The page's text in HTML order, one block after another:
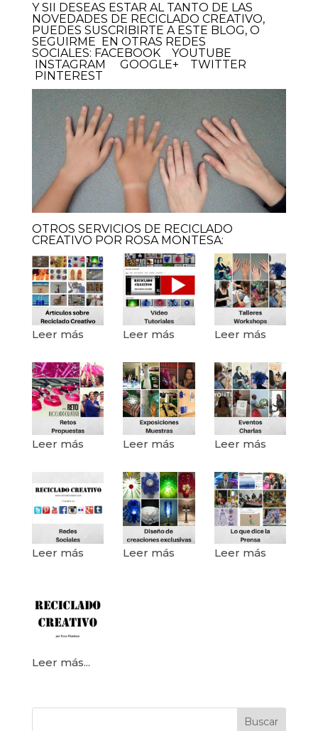
Y SII DESEAS ESTAR AL TANTO DE LAS
NOVEDADES DE RECICLADO CREATIVO,
PUEDES SUSCRIBIRTE A ESTE BLOG, O
SEGUIRME EN OTRAS REDES
SOCIALES: FACEBOOK
YOUTUBE
INSTAGRAM
GOOGLE+
TWITTER
PINTEREST
OTROS SERVICIOS DE RECICLADO
CREATIVO POR ROSA MONTESA:
Leer más Leer más Leer más
Leer más Leer más Leer más
Leer más Leer más Leer más
Leer más...